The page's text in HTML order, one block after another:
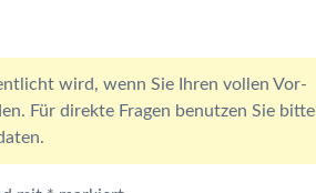
wird, wenn Sie Ihren vollen Vor-
Für direkte Fragen benutzen Sie bitte